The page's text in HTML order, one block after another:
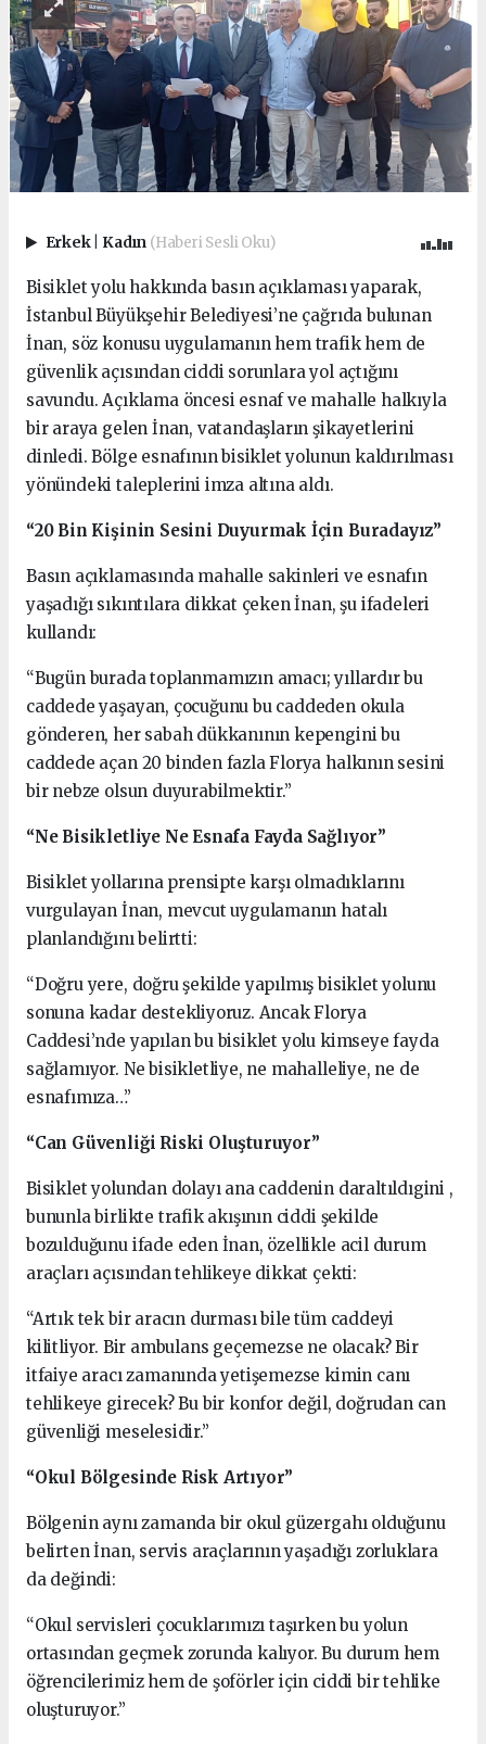
Erkek Kadın (Haberi Sesli Oku)
Bisiklet yolu hakkında basın açıklaması yaparak,
İstanbul Büyükşehir Belediyesi’ne çağrıda bulunan
İnan, söz konusu uygulamanın hem trafik hem de
güvenlik açısından ciddi sorunlara yol açtığını
savundu. Açıklama öncesi esnaf ve mahalle halkıyla
bir araya gelen İnan, vatandaşların şikayetlerini
dinledi. Bölge esnafının bisiklet yolunun kaldırılması
yönündeki taleplerini imza altına aldı.
“20 Bin Kişinin Sesini Duyurmak İçin Buradayız”
Basın açıklamasında mahalle sakinleri ve esnafın
yaşadığı sıkıntılara dikkat çeken İnan, şu ifadeleri
kullandı:
“Bugün burada toplanmamızın amacı; yıllardır bu
caddede yaşayan, çocuğunu bu caddeden okula
gönderen, her sabah dükkanının kepengini bu
caddede açan 20 binden fazla Florya halkının sesini
bir nebze olsun duyurabilmektir.”
“Ne Bisikletliye Ne Esnafa Fayda Sağlıyor”
Bisiklet yollarına prensipte karşı olmadıklarını
vurgulayan İnan, mevcut uygulamanın hatalı
planlandığını belirtti:
“Doğru yere, doğru şekilde yapılmış bisiklet yolunu
sonuna kadar destekliyoruz. Ancak Florya
Caddesi’nde yapılan bu bisiklet yolu kimseye fayda
sağlamıyor. Ne bisikletliye, ne mahalleliye, ne de
esnafımıza…”
“Can Güvenliği Riski Oluşturuyor”
Bisiklet yolundan dolayı ana caddenin daraltıldıgini ,
bununla birlikte trafik akışının ciddi şekilde
bozulduğunu ifade eden İnan, özellikle acil durum
araçları açısından tehlikeye dikkat çekti:
“Artık tek bir aracın durması bile tüm caddeyi
kilitliyor. Bir ambulans geçemezse ne olacak? Bir
itfaiye aracı zamanında yetişemezse kimin canı
tehlikeye girecek? Bu bir konfor değil, doğrudan can
güvenliği meselesidir.”
“Okul Bölgesinde Risk Artıyor”
Bölgenin aynı zamanda bir okul güzergahı olduğunu
belirten İnan, servis araçlarının yaşadığı zorluklara
da değindi:
“Okul servisleri çocuklarımızı taşırken bu yolun
ortasından geçmek zorunda kalıyor. Bu durum hem
öğrencilerimiz hem de şoförler için ciddi bir tehlike
oluşturuyor.”